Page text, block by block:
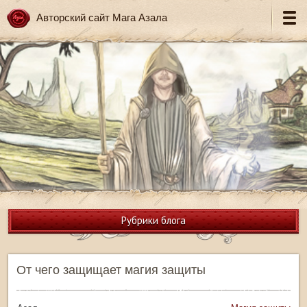
Авторский сайт Мага Азала
Рубрики блога
От чего защищает магия защиты